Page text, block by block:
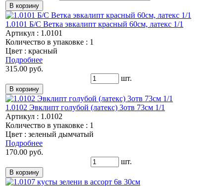
1.0101 Б/С Ветка эвкалипт красный 60см, латекс 1/1
Артикул : 1.0101
Количество в упаковке : 1
Цвет : красный
Подробнее
315.00 руб.
шт.
1.0102 Эвклипт голубой (латекс) 3отв 73см 1/1
Артикул : 1.0102
Количество в упаковке : 1
Цвет : зеленый дымчатый
Подробнее
170.00 руб.
шт.